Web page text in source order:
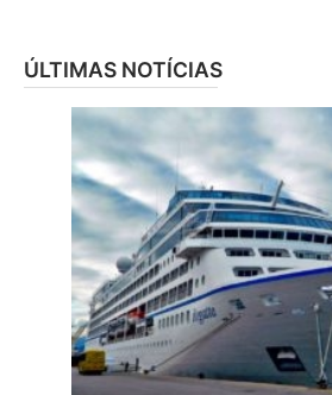
ÚLTIMAS NOTÍCIAS